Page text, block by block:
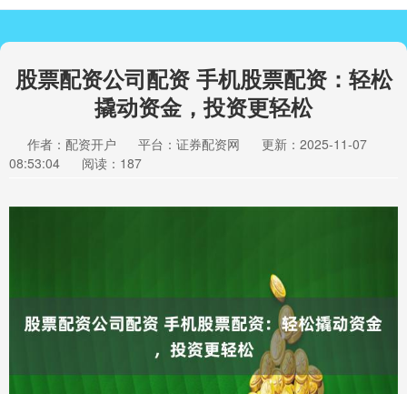
股票配资公司配资 手机股票配资：轻松
撬动资金，投资更轻松
作者：配资开户 平台：证券配资网
更新：2025-11-07
08:53:04
阅读：187